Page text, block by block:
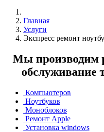
Главная
Услуги
Экспресс ремонт
Мы производим
обслуживание
Компьютеров
Ноутбуков
Моноблоков
Ремонт Apple
Установка windows